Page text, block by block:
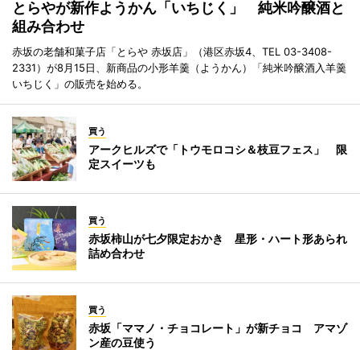
とらやが新作ようかん「いちじく」 純米吟醸酒と
組み合わせ
赤坂の老舗和菓子店「とらや 赤坂店」（港区赤坂4、TEL 03-3408-
2331）が8月15日、新商品の小形羊羹（ようかん）「純米吟醸酒入羊羹
いちじく」の販売を始める。
買う
アークヒルズで「トウモロコシ＆枝豆フェス」 限
定スイーツも
買う
赤坂柿山が七夕限定おかき 星形・ハート形あられ
詰め合わせ
買う
赤坂「ママノ・チョコレート」が新チョコ アマゾ
ン産の豆使う